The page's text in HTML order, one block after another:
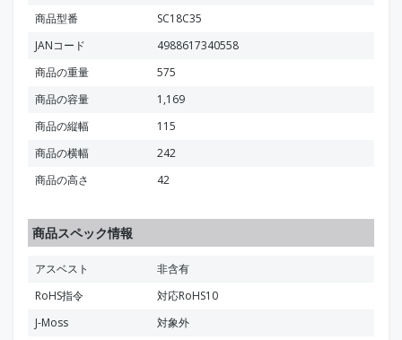
商品型番
SC18C35
JANコード
4988617340558
商品の重量
575
商品の容量
1,169
商品の縦幅
115
商品の横幅
242
商品の高さ
42
商品スペック情報
アスベスト
非含有
RoHS指令
対応RoHS10
J-Moss
対象外